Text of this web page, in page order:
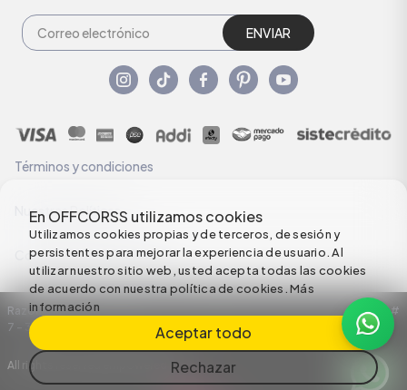
En OFFCORSS utilizamos cookies
Utilizamos cookies propias y de terceros, de sesión y
persistentes para mejorar la experiencia de usuario. Al
utilizar nuestro sitio web, usted acepta todas las cookies
de acuerdo con nuestra política de cookies.Más
información
Aceptar todo
Rechazar
ENVIAR
Términos y condiciones
Nuestras Políticas
Configuración de Cookies
Razón Social: C.I HERMECO S.A. NIT: 890924167-6 Dirección: Carrera 50 #
7 – 35
All rights reserved empowered by